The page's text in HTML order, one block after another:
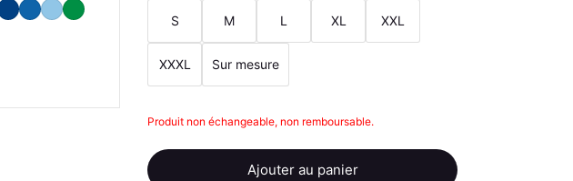
S M L XL XXL
XXXL Sur mesure
Produit non échangeable, non remboursable.
Ajouter au panier